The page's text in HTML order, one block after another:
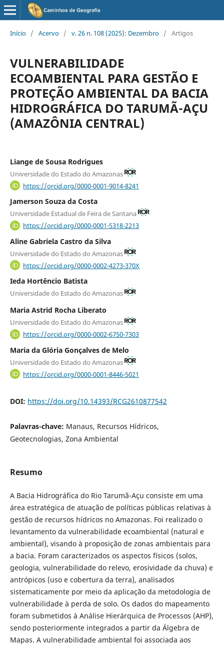
Início / Acervo / v. 26 n. 108 (2025): Dezembro / Artigos
VULNERABILIDADE
ECOAMBIENTAL PARA GESTÃO E
PROTEÇÃO AMBIENTAL DA BACIA
HIDROGRÁFICA DO TARUMÃ-AÇU
(AMAZÔNIA CENTRAL)
Liange de Sousa Rodrigues
Universidade do Estado do Amazonas
https://orcid.org/0000-0001-9014-8241
Jamerson Souza da Costa
Universidade Estadual de Feira de Santana
https://orcid.org/0000-0001-5318-2213
Aline Gabriela Castro da Silva
Universidade do Estado do Amazonas
https://orcid.org/0000-0002-4273-370X
Ieda Hortêncio Batista
Universidade do Estado do Amazonas
Maria Astrid Rocha Liberato
Universidade do Estado do Amazonas
https://orcid.org/0000-0002-6750-7303
Maria da Glória Gonçalves de Melo
Universidade do Estado do Amazonas
https://orcid.org/0000-0001-8446-5021
DOI: https://doi.org/10.14393/RCG2610877542
Palavras-chave: Manaus, Recursos Hídricos,
Geotecnologias, Zona Ambiental
Resumo
A Bacia Hidrográfica do Rio Tarumã-Açu consiste em uma
área estratégica de atuação de políticas públicas relativas à
gestão de recursos hídricos no Amazonas. Foi realizado o
levantamento da vulnerabilidade ecoambiental (natural e
ambiental), visando à proposição de zonas ambientais para
a bacia. Foram caracterizados os aspectos físicos (solos,
geologia, vulnerabilidade do relevo, erosividade da chuva) e
antrópicos (uso e cobertura da terra), analisados
sistematicamente por meio da aplicação da metodologia de
vulnerabilidade à perda de solo. Os dados do mapeamento
foram submetidos à Análise Hierárquica de Processos (AHP),
sendo posteriormente integrados a partir da Álgebra de
Mapas. A vulnerabilidade ambiental foi associada aos